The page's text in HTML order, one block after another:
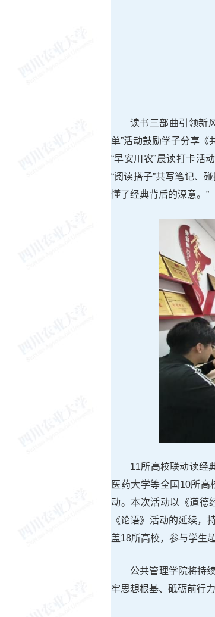
读书三部曲引领新
单”活动鼓励学子分享《
“早安川农”晨读打卡活
“阅读搭子”共写笔记、
懂了经典背后的深意。”
11所高校联动读经
医药大学等全国10所高
动。本次活动以《道
《论语》活动的延续，
盖18所高校，参与学生
公共管理学院将持
牢思想根基、砥砺前行